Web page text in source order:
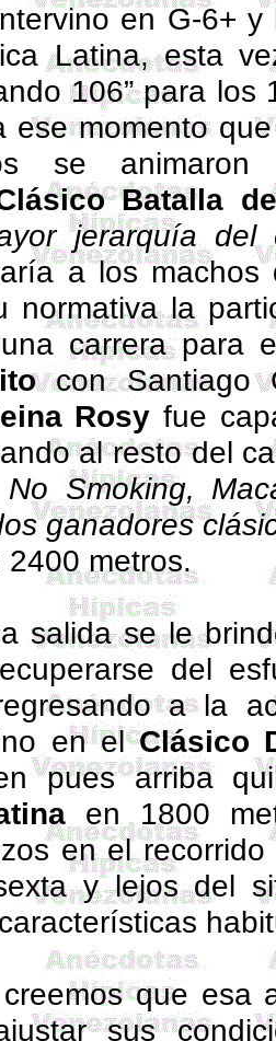
en G-6+ y
Latina, esta
106” para los
ese momento
se
Batalla
jerarquía del
a los
normativa la
carrera para
con Santiago
Rosy fue
al resto del
Smoking,
ganadores
2400 metros.
salida se le
del
a la
en elClásico
pues arriba
en 1800
en el
y lejos del
que esa
sus